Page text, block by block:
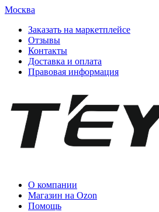
Москва
Заказать на маркетплейсе
Отзывы
Контакты
Доставка и оплата
Правовая информация
О компании
Магазин на Ozon
Помощь